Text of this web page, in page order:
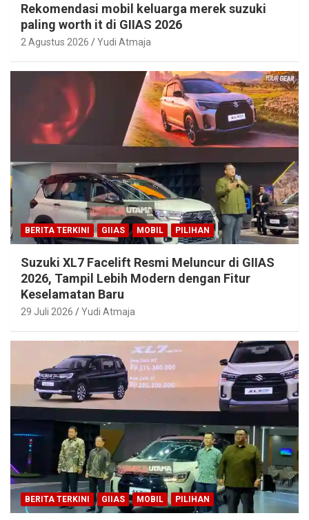
Rekomendasi mobil keluarga merek suzuki
paling worth it di GIIAS 2026
2 Agustus 2026 Yudi Atmaja
BERITA TERKINI GIIAS MOBIL PILIHAN
Suzuki XL7 Facelift Resmi Meluncur di GIIAS
2026, Tampil Lebih Modern dengan Fitur
Keselamatan Baru
29 Juli 2026 Yudi Atmaja
BERITA TERKINI GIIAS MOBIL PILIHAN